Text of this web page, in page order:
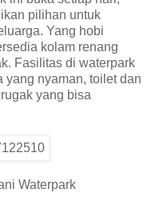
pilihan untuk
Yang hobi
kolam renang
Fasilitas di waterpark
yang nyaman, toilet dan
yang bisa
Waterpark